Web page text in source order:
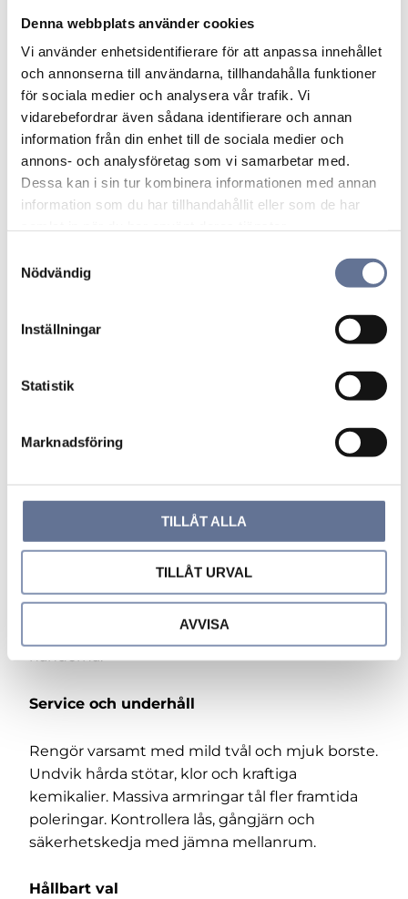
Denna webbplats använder cookies
Vi använder enhetsidentifierare för att anpassa innehållet
och annonserna till användarna, tillhandahålla funktioner
för sociala medier och analysera vår trafik. Vi
vidarebefordrar även sådana identifierare och annan
information från din enhet till de sociala medier och
annons- och analysföretag som vi samarbetar med.
Dessa kan i sin tur kombinera informationen med annan
information som du har tillhandahållit eller som de har
Nödvändig
Inställningar
Statistik
Marknadsföring
TILLÅT ALLA
TILLÅT URVAL
AVVISA
och professionellt bedömt innan listning.
Färg och finish
Rödguld: varm, klassisk ton som lyfter relief
och mönster.
Vitguld: sval, modern karaktär.
Roséguld: mjuk rosa färg.
som döljer mikrorepor bättre.
ensam eller i stackning.
Stacking: kombinera två smala
Armringar ska passera över handens bredaste
punkt utan att skava. Sitter den för löst roterar
svår att ta av. Prova helst när du är normalvarm i
händerna.
Service och underhåll
Rengör varsamt med mild tvål och mjuk borste.
Undvik hårda stötar, klor och kraftiga
kemikalier. Massiva armringar tål fler framtida
poleringar. Kontrollera lås, gångjärn och
säkerhetskedja med jämna mellanrum.
Hållbart val